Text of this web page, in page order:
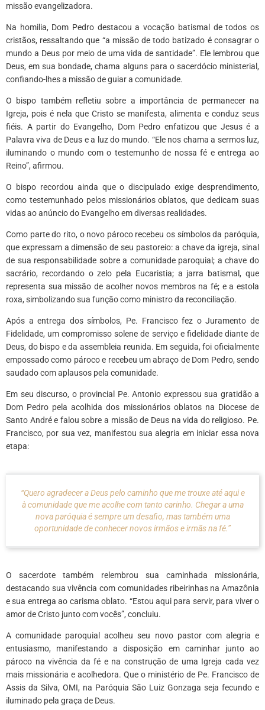
missão evangelizadora.
Na homilia, Dom Pedro destacou a vocação batismal de todos os
cristãos, ressaltando que “a missão de todo batizado é consagrar o
mundo a Deus por meio de uma vida de santidade”. Ele lembrou que
Deus, em sua bondade, chama alguns para o sacerdócio ministerial,
confiando-lhes a missão de guiar a comunidade.
O bispo também refletiu sobre a importância de permanecer na
Igreja, pois é nela que Cristo se manifesta, alimenta e conduz seus
fiéis. A partir do Evangelho, Dom Pedro enfatizou que Jesus é a
Palavra viva de Deus e a luz do mundo. “Ele nos chama a sermos luz,
iluminando o mundo com o testemunho de nossa fé e entrega ao
Reino”, afirmou.
O bispo recordou ainda que o discipulado exige desprendimento,
como testemunhado pelos missionários oblatos, que dedicam suas
vidas ao anúncio do Evangelho em diversas realidades.
Como parte do rito, o novo pároco recebeu os símbolos da paróquia,
que expressam a dimensão de seu pastoreio: a chave da igreja, sinal
de sua responsabilidade sobre a comunidade paroquial; a chave do
sacrário, recordando o zelo pela Eucaristia; a jarra batismal, que
representa sua missão de acolher novos membros na fé; e a estola
roxa, simbolizando sua função como ministro da reconciliação.
Após a entrega dos símbolos, Pe. Francisco fez o Juramento de
Fidelidade, um compromisso solene de serviço e fidelidade diante de
Deus, do bispo e da assembleia reunida. Em seguida, foi oficialmente
empossado como pároco e recebeu um abraço de Dom Pedro, sendo
saudado com aplausos pela comunidade.
Em seu discurso, o provincial Pe. Antonio expressou sua gratidão a
Dom Pedro pela acolhida dos missionários oblatos na Diocese de
Santo André e falou sobre a missão de Deus na vida do religioso. Pe.
Francisco, por sua vez, manifestou sua alegria em iniciar essa nova
etapa:
“Quero agradecer a Deus pelo caminho que me trouxe até aqui e
à comunidade que me acolhe com tanto carinho. Chegar a uma
nova paróquia é sempre um desafio, mas também uma
oportunidade de conhecer novos irmãos e irmãs na fé.”
O sacerdote também relembrou sua caminhada missionária,
destacando sua vivência com comunidades ribeirinhas na Amazônia
e sua entrega ao carisma oblato. “Estou aqui para servir, para viver o
amor de Cristo junto com vocês”, concluiu.
A comunidade paroquial acolheu seu novo pastor com alegria e
entusiasmo, manifestando a disposição em caminhar junto ao
pároco na vivência da fé e na construção de uma Igreja cada vez
mais missionária e acolhedora. Que o ministério de Pe. Francisco de
Assis da Silva, OMI, na Paróquia São Luiz Gonzaga seja fecundo e
iluminado pela graça de Deus.